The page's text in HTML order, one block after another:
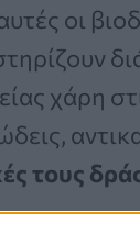
οι
χάρη
τους